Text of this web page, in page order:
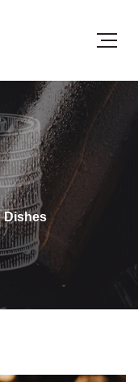
Dishes